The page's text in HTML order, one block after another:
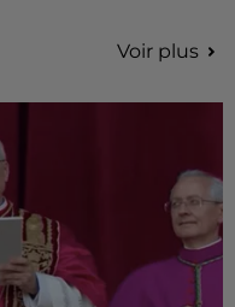
Voir plus